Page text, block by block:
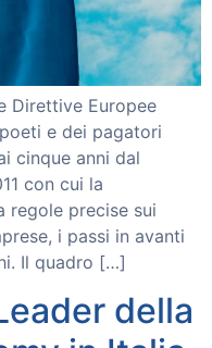
Direttive Europee
e dei pagatori
cinque anni dal
con cui la
regole precise sui
i passi in avanti
Il quadro […]
della